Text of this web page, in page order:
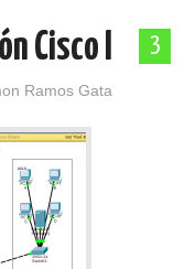
3
Cisco I
Ramos Gata